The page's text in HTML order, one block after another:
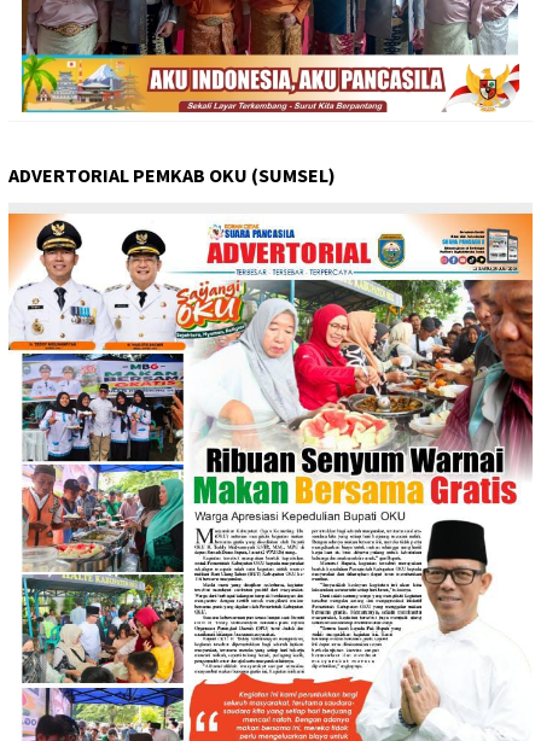
ADVERTORIAL PEMKAB OKU (SUMSEL)